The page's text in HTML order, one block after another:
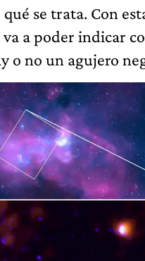
se trata. Con
a poder indicar
o no un agujero